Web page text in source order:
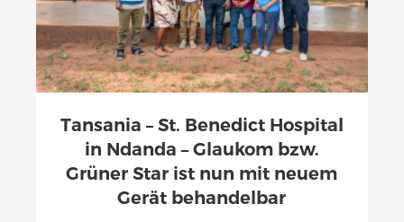
Tansania – St. Benedict Hospital
in Ndanda – Glaukom bzw.
Grüner Star ist nun mit neuem
Gerät behandelbar